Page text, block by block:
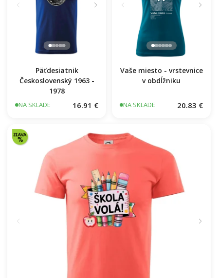
Päťdesiatnik
Československý 1963 -
1978
NA SKLADE 16.91 €
Vaše miesto - vrstevnice
v obdĺžniku
NA SKLADE 20.83 €